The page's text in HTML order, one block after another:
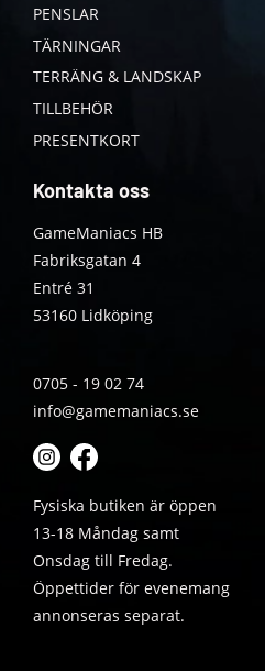
PENSLAR
TÄRNINGAR
TERRÄNG & LANDSKAP
TILLBEHÖR
PRESENTKORT
Kontakta oss
GameManiacs HB
Fabriksgatan 4
Entré 31
53160 Lidköping
0705 - 19 02 74
info@gamemaniacs.se
Fysiska butiken är öppen
13-18 Måndag samt
Onsdag till Fredag.
Öppettider för evenemang
annonseras separat.